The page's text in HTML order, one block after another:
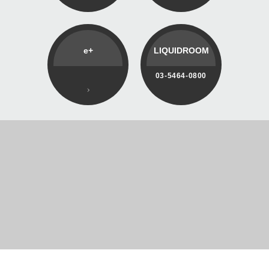
e+ LIQUIDROOM
03-5464-0800